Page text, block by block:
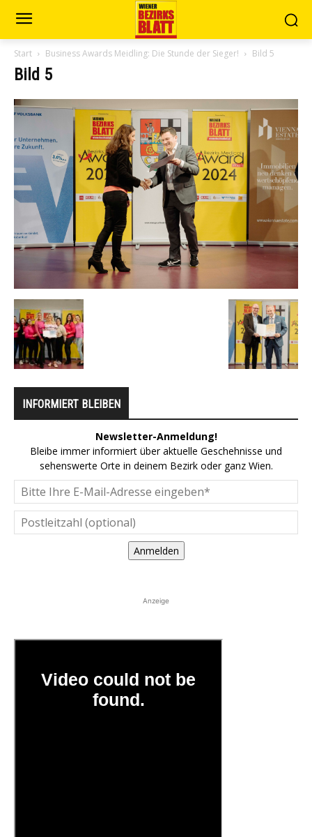
Start Business Awards Meidling: Die Stunde der Sieger! Bild 5
Bild 5
INFORMIERT BLEIBEN
Newsletter-Anmeldung!
Bleibe immer informiert über aktuelle Geschehnisse und
sehenswerte Orte in deinem Bezirk oder ganz Wien.
Anmelden
Anzeige